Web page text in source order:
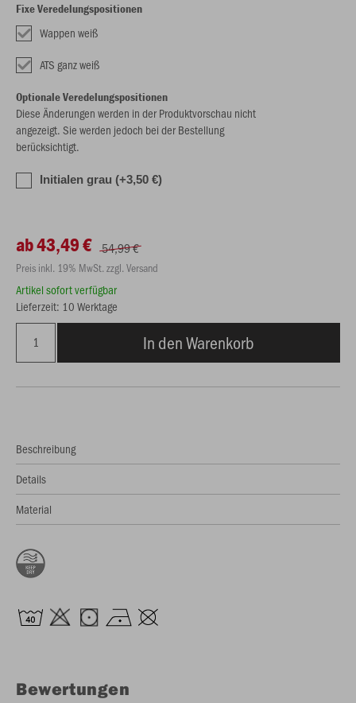
Fixe Veredelungspositionen
Wappen weiß
ATS ganz weiß
Optionale Veredelungspositionen
Diese Änderungen werden in der Produktvorschau nicht
angezeigt. Sie werden jedoch bei der Bestellung
berücksichtigt.
Initialen grau (+3,50 €)
ab 43,49 € 54,99 €
Preis inkl. 19% MwSt. zzgl. Versand
Artikel sofort verfügbar
Lieferzeit: 10 Werktage
In den Warenkorb
Beschreibung
Details
Material
Bewertungen